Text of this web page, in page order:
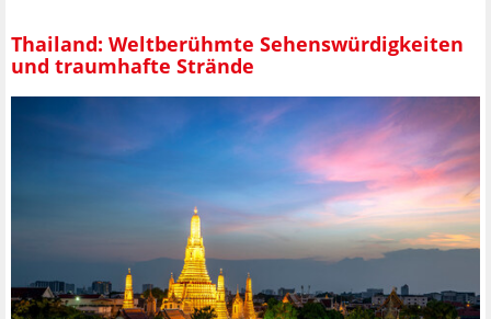
Thailand: Weltberühmte Sehenswürdigkeiten
und traumhafte Strände